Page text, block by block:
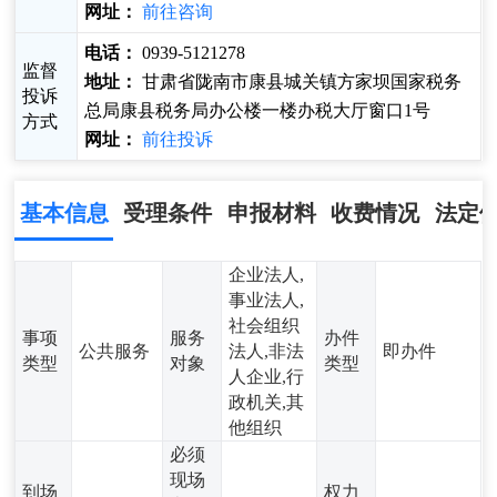
网址： 前往咨询
监督
投诉
方式
电话： 0939-5121278
地址： 甘肃省陇南市康县城关镇方家坝国家税务
总局康县税务局办公楼一楼办税大厅窗口1号
网址： 前往投诉
基本信息 受理条件 申报材料 收费情况 法定
事项
类型
公共服务
服务
对象
企业法人,
事业法人,
社会组织
法人,非法
人企业,行
政机关,其
他组织
办件
类型
即办件
到场
必须
现场
权力